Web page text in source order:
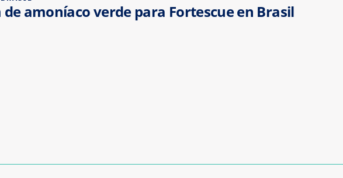
de amoníaco verde para Fortescue en Brasil